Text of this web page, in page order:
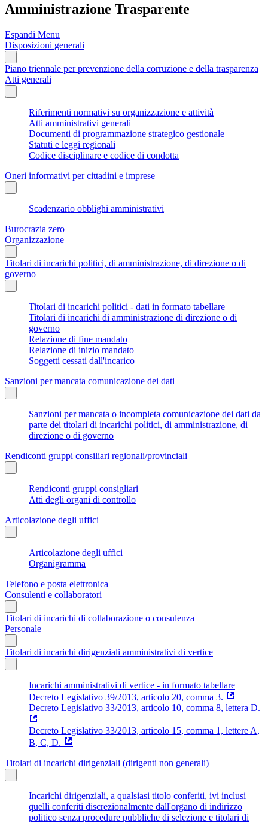
Amministrazione Trasparente
Espandi Menu
Disposizioni generali
Piano triennale per prevenzione della corruzione e della trasparenza
Atti generali
Riferimenti normativi su organizzazione e attività
Atti amministrativi generali
Documenti di programmazione strategico gestionale
Statuti e leggi regionali
Codice disciplinare e codice di condotta
Oneri informativi per cittadini e imprese
Scadenzario obblighi amministrativi
Burocrazia zero
Organizzazione
Titolari di incarichi politici, di amministrazione, di direzione o di
governo
Titolari di incarichi politici - dati in formato tabellare
Titolari di incarichi di amministrazione di direzione o di
governo
Relazione di fine mandato
Relazione di inizio mandato
Soggetti cessati dall'incarico
Sanzioni per mancata comunicazione dei dati
Sanzioni per mancata o incompleta comunicazione dei dati da
parte dei titolari di incarichi politici, di amministrazione, di
direzione o di governo
Rendiconti gruppi consiliari regionali/provinciali
Rendiconti gruppi consigliari
Atti degli organi di controllo
Articolazione degli uffici
Articolazione degli uffici
Organigramma
Telefono e posta elettronica
Consulenti e collaboratori
Titolari di incarichi di collaborazione o consulenza
Personale
Titolari di incarichi dirigenziali amministrativi di vertice
Incarichi amministrativi di vertice - in formato tabellare
Decreto Legislativo 39/2013, articolo 20, comma 3.
Decreto Legislativo 33/2013, articolo 10, comma 8, lettera D.
Decreto Legislativo 33/2013, articolo 15, comma 1, lettere A,
B, C, D.
Titolari di incarichi dirigenziali (dirigenti non generali)
Incarichi dirigenziali, a qualsiasi titolo conferiti, ivi inclusi
quelli conferiti discrezionalmente dall'organo di indirizzo
politico senza procedure pubbliche di selezione e titolari di